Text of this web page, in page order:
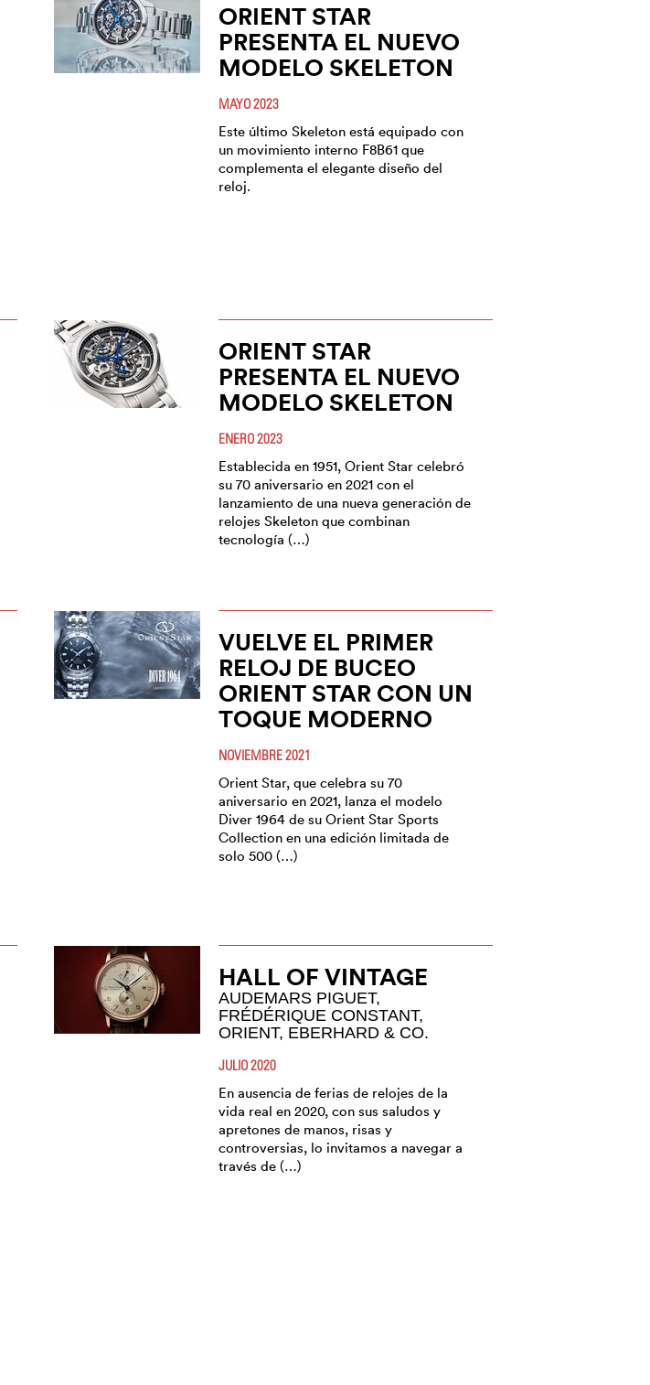
ORIENT STAR
PRESENTA EL NUEVO
MODELO SKELETON
MAYO 2023
Este último Skeleton está equipado con
un movimiento interno F8B61 que
complementa el elegante diseño del
reloj.
ORIENT STAR
PRESENTA EL NUEVO
MODELO SKELETON
ENERO 2023
Establecida en 1951, Orient Star celebró
su 70 aniversario en 2021 con el
lanzamiento de una nueva generación de
relojes Skeleton que combinan
tecnología (…)
VUELVE EL PRIMER
RELOJ DE BUCEO
ORIENT STAR CON UN
TOQUE MODERNO
NOVIEMBRE 2021
Orient Star, que celebra su 70
aniversario en 2021, lanza el modelo
Diver 1964 de su Orient Star Sports
Collection en una edición limitada de
solo 500 (…)
HALL OF VINTAGE
AUDEMARS PIGUET,
FRÉDÉRIQUE CONSTANT,
ORIENT, EBERHARD & CO.
JULIO 2020
En ausencia de ferias de relojes de la
vida real en 2020, con sus saludos y
apretones de manos, risas y
controversias, lo invitamos a navegar a
través de (…)